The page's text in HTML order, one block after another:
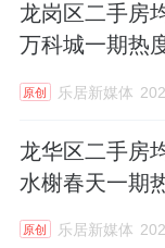
二期两个楼盘
均价约23000
85-98㎡三房，
东坑镇上一宗
月，位于角社
龙岗区二手房
万科城一期热
原创 乐居新媒体
龙华区二手房
水榭春天一期
原创 乐居新媒体